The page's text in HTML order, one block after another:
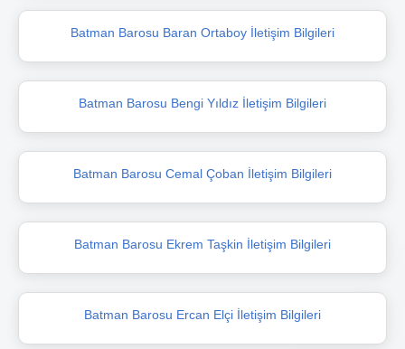
Batman Barosu Baran Ortaboy İletişim Bilgileri
Batman Barosu Bengi Yıldız İletişim Bilgileri
Batman Barosu Cemal Çoban İletişim Bilgileri
Batman Barosu Ekrem Taşkin İletişim Bilgileri
Batman Barosu Ercan Elçi İletişim Bilgileri